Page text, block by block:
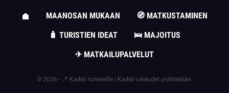
MAANOSAN MUKAAN
🧭 MATKUSTAMINEN
🧳 TURISTIEN IDEAT
🛌 MAJOITUS
✈ MATKAILUPALVELUT
© 2026 - 📍 Kaikki turisteille | Kaikki oikeudet pidätetään.